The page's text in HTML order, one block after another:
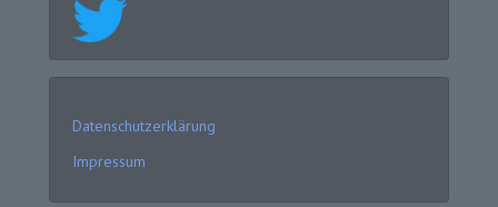
Datenschutzerklärung
Impressum